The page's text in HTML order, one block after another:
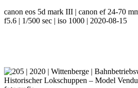
canon eos 5d mark III | canon ef 24-70
f5.6 | 1/500 sec | iso 1000 | 2020-08-15